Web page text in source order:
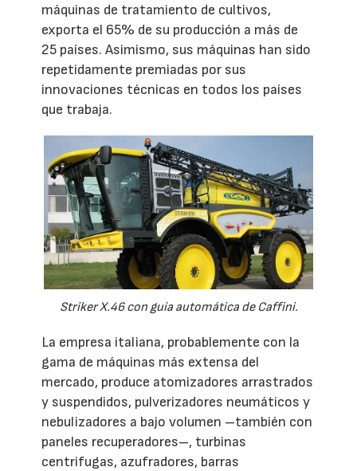
máquinas de tratamiento de cultivos,
exporta el 65% de su producción a más de
25 países. Asimismo, sus máquinas han sido
repetidamente premiadas por sus
innovaciones técnicas en todos los países
que trabaja.
Striker X.46 con guía automática de Caffini.
La empresa italiana, probablemente con la
gama de máquinas más extensa del
mercado, produce atomizadores arrastrados
y suspendidos, pulverizadores neumáticos y
nebulizadores a bajo volumen –también con
paneles recuperadores–, turbinas
centrifugas, azufradores, barras